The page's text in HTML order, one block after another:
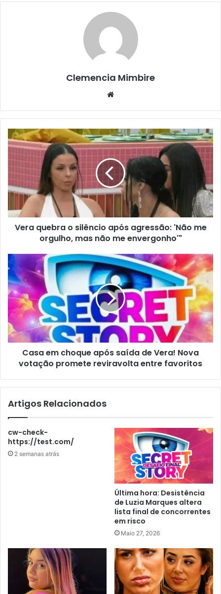
Clemencia Mimbire
Website
Vera quebra o silêncio após agressão: 'Não me
orgulho, mas não me envergonho'"
Casa em choque após saída de Vera! Nova
votação promete reviravolta entre favoritos
Artigos Relacionados
cw-check-
https://test.com/
2 semanas atrás
Última hora: Desistência
de Luzia Marques altera
lista final de concorrentes
em risco
Maio 27, 2026